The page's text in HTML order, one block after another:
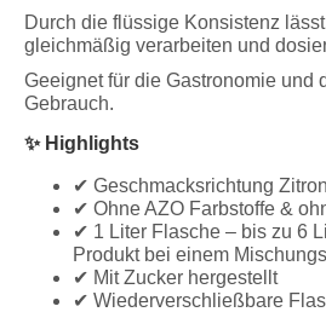
Durch die flüssige Konsistenz
gleichmäßig verarbeiten und
Geeignet für die Gastronomie und
Gebrauch.
✨ Highlights
✔ Geschmacksrichtung
✔ Ohne AZO Farbstoffe &
✔ 1 Liter Flasche – bis zu 6
Produkt bei einem
✔ Mit Zucker hergestellt
✔ Wiederverschließbare